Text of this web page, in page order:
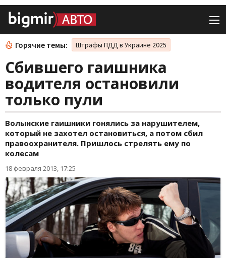
Горячие темы: Штрафы ПДД в Украине 2025
Сбившего гаишника
водителя остановили
только пули
Волынские гаишники гонялись за нарушителем,
который не захотел остановиться, а потом сбил
правоохранителя. Пришлось стрелять ему по
колесам
18 февраля 2013, 17:25